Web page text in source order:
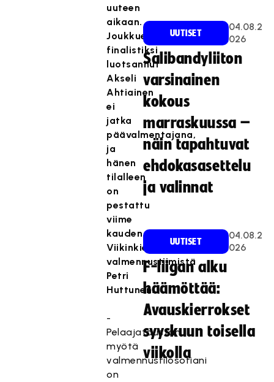
uuteen
aikaan.
Joukkueen
finalistiksi
luotsannut
Akseli
Ahtiainen
ei
jatka
päävalmentajana,
ja
hänen
tilalleen
on
pestattu
viime
kauden
Viikinkien
valmennustiimistä
Petri
Huttunen.
-
Pelaajataustan
myötä
valmennusfilosofiani
on
UUTISET
04.08.2
026
Salibandyliiton
varsinainen
kokous
marraskuussa –
näin tapahtuvat
ehdokasasettelu
ja valinnat
UUTISET
04.08.2
026
F-liigan alku
häämöttää:
Avauskierrokset
syyskuun toisella
viikolla